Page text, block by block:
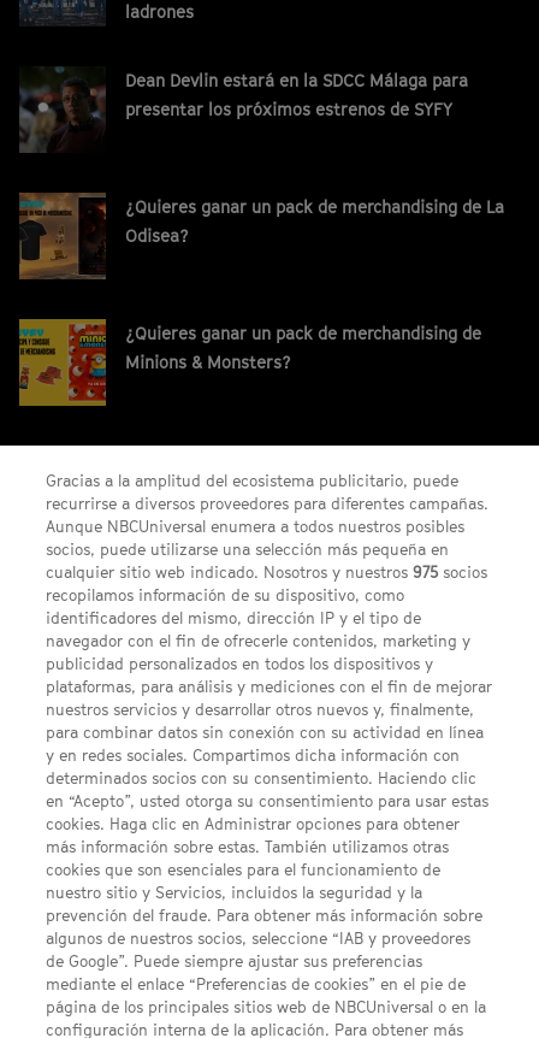
ladrones
Dean Devlin estará en la SDCC Málaga para
presentar los próximos estrenos de SYFY
¿Quieres ganar un pack de merchandising de La
Odisea?
¿Quieres ganar un pack de merchandising de
Minions & Monsters?
Síguenos
FACEBOOK
TWITTER
YOUTUBEINSTAGRAM
ENLACES DE INTERÉS
Acerca de SYFY
Condiciones Generales de Uso
Opciones de Anuncios
Política de privacidad
UNA DIVISIÓN DE NBCUNIVERSAL
Gracias a la amplitud del ecosistema publicitario, puede
recurrirse a diversos proveedores para diferentes campañas.
Aunque NBCUniversal enumera a todos nuestros posibles
socios, puede utilizarse una selección más pequeña en
cualquier sitio web indicado. Nosotros y nuestros975 socios
recopilamos información de su dispositivo, como
identificadores del mismo, dirección IP y el tipo de
navegador con el fin de ofrecerle contenidos, marketing y
publicidad personalizados en todos los dispositivos y
plataformas, para análisis y mediciones con el fin de mejorar
nuestros servicios y desarrollar otros nuevos y, finalmente,
para combinar datos sin conexión con su actividad en línea
y en redes sociales. Compartimos dicha información con
determinados socios con su consentimiento. Haciendo clic
en “Acepto”, usted otorga su consentimiento para usar estas
cookies. Haga clic en Administrar opciones para obtener
más información sobre estas. También utilizamos otras
cookies que son esenciales para el funcionamiento de
nuestro sitio y Servicios, incluidos la seguridad y la
prevención del fraude. Para obtener más información sobre
algunos de nuestros socios, seleccione “IAB y proveedores
de Google”. Puede siempre ajustar sus preferencias
mediante el enlace “Preferencias de cookies” en el pie de
página de los principales sitios web de NBCUniversal o en la
configuración interna de la aplicación. Para obtener más